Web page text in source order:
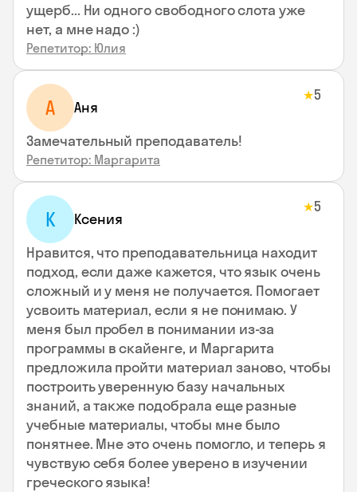
ущерб... Ни одного свободного слота уже
нет, а мне надо :)
Репетитор: Юлия
А Аня
★5
Замечательный преподаватель!
Репетитор: Маргарита
К Ксения
★5
Нравится, что преподавательница находит
подход, если даже кажется, что язык очень
сложный и у меня не получается. Помогает
усвоить материал, если я не понимаю. У
меня был пробел в понимании из-за
программы в скайенге, и Маргарита
предложила пройти материал заново, чтобы
построить уверенную базу начальных
знаний, а также подобрала еще разные
учебные материалы, чтобы мне было
понятнее. Мне это очень помогло, и теперь я
чувствую себя более уверено в изучении
греческого языка!